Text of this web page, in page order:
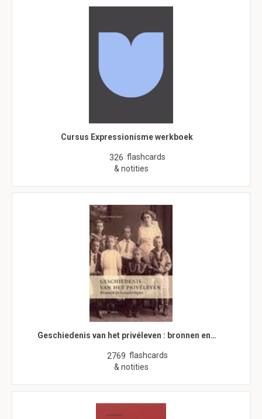
Cursus Expressionisme werkboek
326 flashcards
& notities
Geschiedenis van het privéleven : bronnen en…
2769 flashcards
& notities